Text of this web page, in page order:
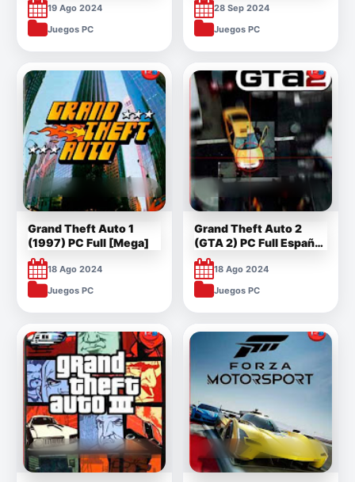
19 Ago 2024
Juegos PC
28 Sep 2024
Juegos PC
Grand Theft Auto 1
(1997) PC Full [Mega]
18 Ago 2024
Juegos PC
Grand Theft Auto 2
(GTA 2) PC Full Español
1 Link
18 Ago 2024
Juegos PC